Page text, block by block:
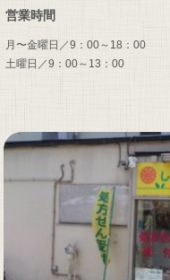
営業時間
月〜金曜日／9：00～18：00
土曜日／9：00～13：00